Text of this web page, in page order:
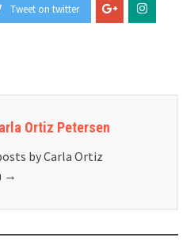
Tweet on twitter
Ortiz Petersen
by Carla Ortiz
→